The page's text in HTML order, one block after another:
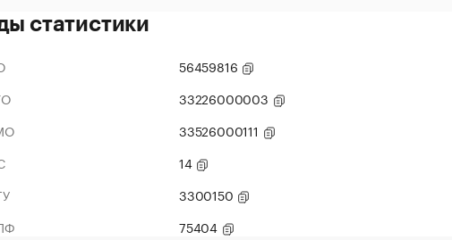
статистики
56459816
33226000003
33526000111
14
3300150
75404